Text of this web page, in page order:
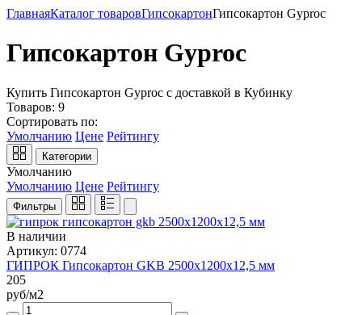
ГлавнаяКаталог товаровГипсокартонГипсокартон Gyproc
Гипсокартон Gyproc
Купить Гипсокартон Gyproc с доставкой в Кубинку
Товаров: 9
Сортировать по:
Умолчанию Цене Рейтингу
Категории
Умолчанию
Умолчанию Цене Рейтингу
Фильтры
В наличии
Артикул: 0774
ГИПРОК Гипсокартон GKB 2500x1200x12,5 мм
205
руб/м2